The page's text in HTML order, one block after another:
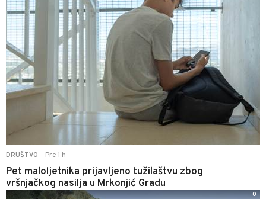
DRUŠTVO Pre 1 h
Pet maloljetnika prijavljeno tužilaštvu zbog
vršnjačkog nasilja u Mrkonjić Gradu
0